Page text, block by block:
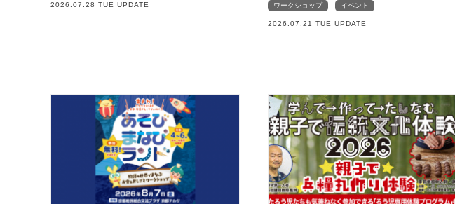
2026.07.28 TUE UPDATE ワークショップ イベント
2026.07.21 TUE UPDATE